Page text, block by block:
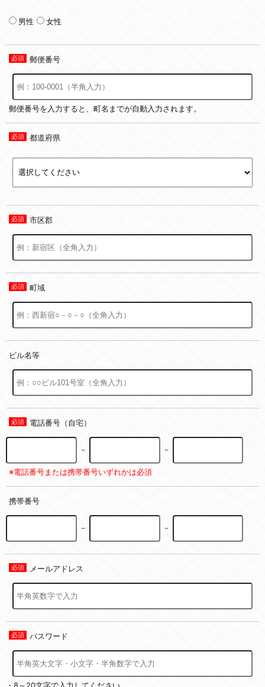
男性 女性
郵便番号
郵便番号を入力すると、町名までが自動入力されます。
都道府県
市区郡
町域
ビル名等
電話番号（自宅）
－ －
※電話番号または携帯番号いずれかは必須
携帯番号
－ －
メールアドレス
パスワード
・8～20文字で入力してください。